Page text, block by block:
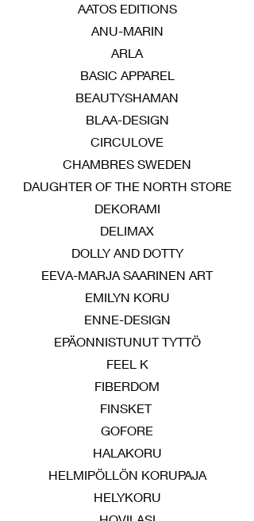
AATOS EDITIONS
ANU-MARIN
ARLA
BASIC APPAREL
BEAUTYSHAMAN
BLAA-DESIGN
CIRCULOVE
CHAMBRES SWEDEN
DAUGHTER OF THE NORTH STORE
DEKORAMI
DELIMAX
DOLLY AND DOTTY
EEVA-MARJA SAARINEN ART
EMILYN KORU
ENNE-DESIGN
EPÄONNISTUNUT TYTTÖ
FEEL K
FIBERDOM
FINSKET
GOFORE
HALAKORU
HELMIPÖLLÖN KORUPAJA
HELYKORU